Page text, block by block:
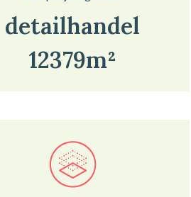
detailhandel
12379m²
Bekijk in onze kaartviewer